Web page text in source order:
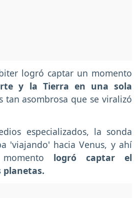
logró captar un momento
y la Tierra en una sola
tan asombrosa que se viralizó
especializados, la sonda
'viajando' hacia Venus, y ahí
logró captar el
planetas.